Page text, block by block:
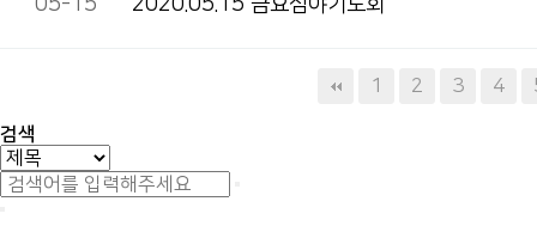
05-15 2020.05.15 금요심야기도회
1 2 3 4
검색